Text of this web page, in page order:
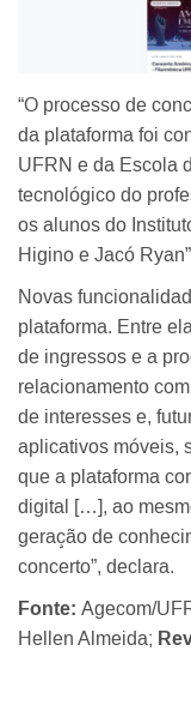
“O processo de
da plataforma foi
UFRN e da Escola
tecnológico do
os alunos do
Higino e Jacó
Novas
plataforma. Entre
de ingressos e a
relacionamento
de interesses e,
aplicativos móveis,
que a plataforma
digital […], ao
geração de
concerto”, declara.
Fonte: Agecom/
Hellen Almeida;